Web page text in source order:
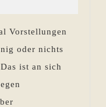
Vorstellungen
oder nichts
ist an sich